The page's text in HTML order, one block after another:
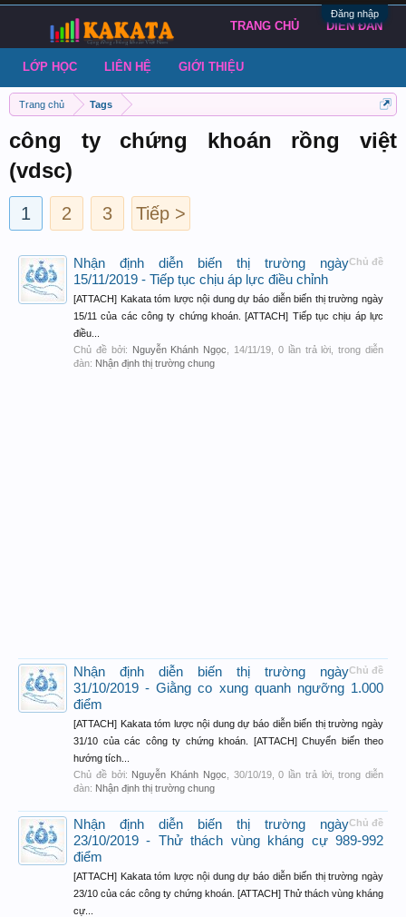
Đăng nhập
Trang chủ Tags
công ty chứng khoán rồng việt
(vdsc)
1 2 3 Tiếp >
Chủ đề
Nhận định diễn biến thị trường ngày
15/11/2019 - Tiếp tục chịu áp lực điều chỉnh
[ATTACH] Kakata tóm lược nội dung dự báo diễn biến thị trường ngày
15/11 của các công ty chứng khoán. [ATTACH] Tiếp tục chịu áp lực
điều...
Chủ đề bởi: Nguyễn Khánh Ngọc 14/11/19 , 0 lần trả lời, trong diễn
đàn: Nhận định thị trường chung
Chủ đề
Nhận định diễn biến thị trường ngày
31/10/2019 - Giằng co xung quanh ngưỡng 1.000
điểm
[ATTACH] Kakata tóm lược nội dung dự báo diễn biến thị trường ngày
31/10 của các công ty chứng khoán. [ATTACH] Chuyển biến theo
hướng tích...
Chủ đề bởi: Nguyễn Khánh Ngọc 30/10/19, 0 lần trả lời, trong diễn
đàn: Nhận định thị trường chung
Chủ đề
Nhận định diễn biến thị trường ngày
23/10/2019 - Thử thách vùng kháng cự 989-992
điểm
[ATTACH] Kakata tóm lược nội dung dự báo diễn biến thị trường ngày
23/10 của các công ty chứng khoán. [ATTACH] Thử thách vùng kháng
cự...
TRANG CHỦ DIỄN ĐÀN
LỚP HỌC LIÊN HỆ GIỚI THIỆU